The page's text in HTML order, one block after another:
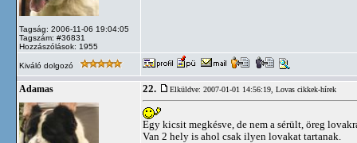
Tagság: 2006-11-06 19:04:05
Tagszám: #36831
Hozzászólások: 1955
Kiváló dolgozó
Adamas 22. Elküldve: 2007-01-01 14:56:19, Lovas cikkek-hírek
Egy kicsit megkésve, de nem a sérült, öreg
Van 2 hely is ahol csak ilyen lovakat tartanak.